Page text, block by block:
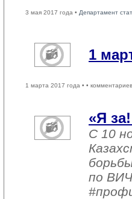
3 мая 2017 года • Департамент
1
1 марта 2017 года • •
«Я
С 10
по